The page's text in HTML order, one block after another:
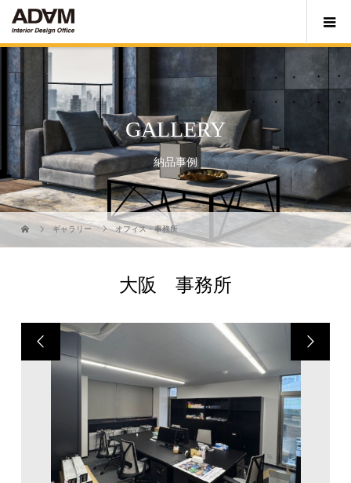
GALLERY
納品事例
ギャラリー オフィス・事務所
大阪 事務所